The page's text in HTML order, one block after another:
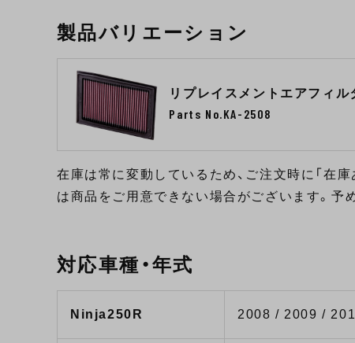
製品バリエーション
リプレイスメントエアフィル
Parts No.KA-2508
在庫は常に変動しているため、ご注文時に「在
は商品をご用意できない場合がございます。予
対応車種・年式
Ninja250R 2008 / 2009 /